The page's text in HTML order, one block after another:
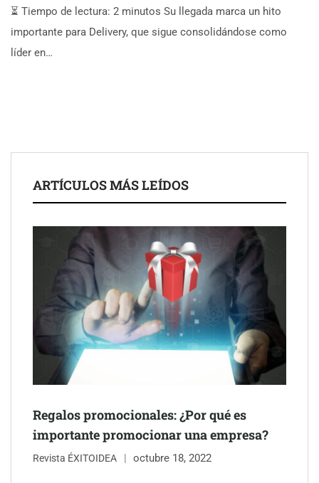
⏳ Tiempo de lectura: 2 minutos Su llegada marca un hito
importante para Delivery, que sigue consolidándose como
líder en…
ARTÍCULOS MÁS LEÍDOS
Regalos promocionales: ¿Por qué es
importante promocionar una empresa?
Revista ÉXITOIDEA octubre 18, 2022